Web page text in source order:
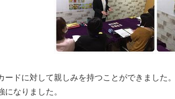
ードに対して親しみを持つことができました。
になりました。